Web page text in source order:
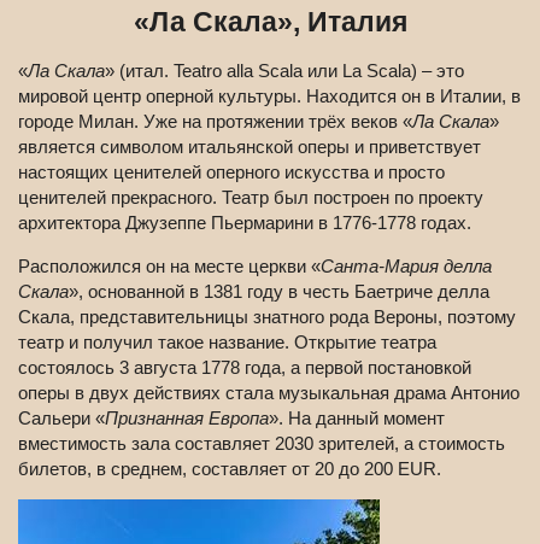
«Ла Скала», Италия
«Ла Скала» (итал. Teatro alla Scala или La Scala) – это
мировой центр оперной культуры. Находится он в Италии, в
городе Милан. Уже на протяжении трёх веков «Ла Скала»
является символом итальянской оперы и приветствует
настоящих ценителей оперного искусства и просто
ценителей прекрасного. Театр был построен по проекту
архитектора Джузеппе Пьермарини в 1776-1778 годах.
Расположился он на месте церкви «Санта-Мария делла
Скала», основанной в 1381 году в честь Баетриче делла
Скала, представительницы знатного рода Вероны, поэтому
театр и получил такое название. Открытие театра
состоялось 3 августа 1778 года, а первой постановкой
оперы в двух действиях стала музыкальная драма Антонио
Сальери «Признанная Европа». На данный момент
вместимость зала составляет 2030 зрителей, а стоимость
билетов, в среднем, составляет от 20 до 200 EUR.